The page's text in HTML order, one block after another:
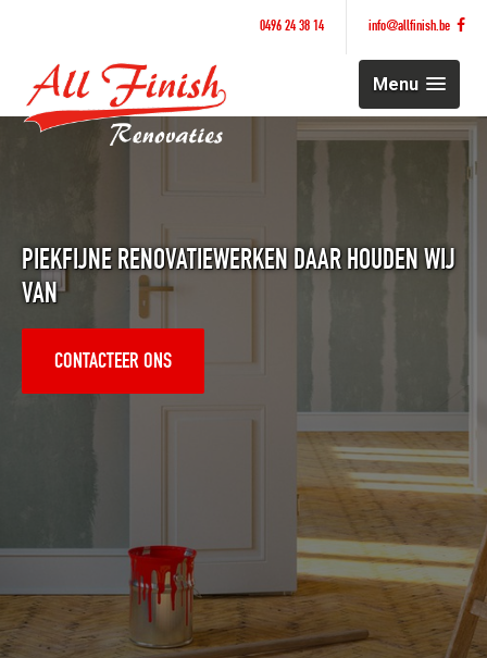
0496 24 38 14 info@allfinish.be
Menu
PIEKFIJNE RENOVATIEWERKEN DAAR HOUDEN WIJ
VAN
CONTACTEER ONS